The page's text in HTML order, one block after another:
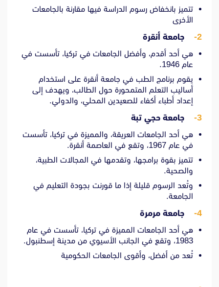
تتميز بانخفاض رسوم الدراسة فيها مقارنة بالجامعات
الأخرى
2- جامعة أنقرة
هي أحد أقدم، وأفضل الجامعات في تركيا، تأسست في
عام 1946.
يقوم برنامج الطب في جامعة أنقرة على استخدام
أساليب التعلم المتمحورة حول الطالب، ويهدف إلى
إعداد أطباء أكفاء للصعيدين المحلي، والدولي.
3- جامعة حجي تبة
هي أحد الجامعات العريقة، والمميزة في تركيا، تأسست
في عام 1967، وتقع في العاصمة أنقرة.
تتميز بقوة برامجها، وتقدمها في المجالات الطبية،
والصحية.
وتُعد الرسوم قليلة إذا ما قورنت بجودة التعليم في
الجامعة.
4- جامعة مرمرة
هي أحد الجامعات المميزة في تركيا، تأسست في عام
1983، وتقع في الجانب الأسيوي من مدينة إسطنبول.
تُعد من أفضل، وأقوى الجامعات الحكومية